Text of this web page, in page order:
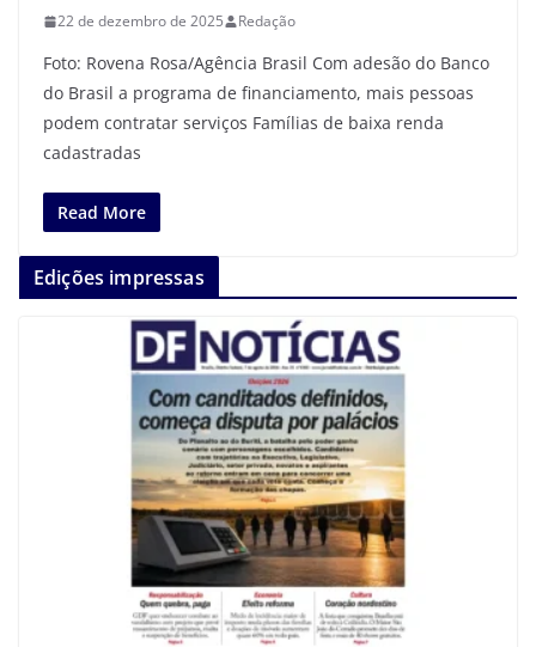
22 de dezembro de 2025 Redação
Foto: Rovena Rosa/Agência Brasil Com adesão do Banco
do Brasil a programa de financiamento, mais pessoas
podem contratar serviços Famílias de baixa renda
cadastradas
Read More
Edições impressas